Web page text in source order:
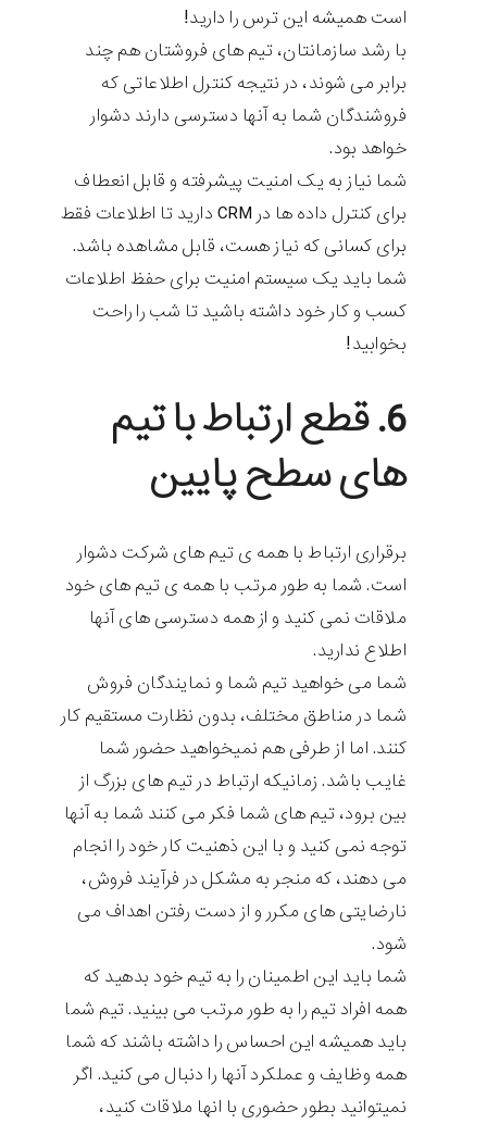
است همیشه این ترس را دارید!
با رشد سازمانتان، تیم های فروشتان هم چند
برابر می شوند، در نتیجه کنترل اطلاعاتی که
فروشندگان شما به آنها دسترسی دارند دشوار
خواهد بود.
شما نیاز به یک امنیت پیشرفته و قابل انعطاف
برای کنترل داده ها در CRM دارید تا اطلاعات فقط
برای کسانی که نیاز هست، قابل مشاهده باشد.
شما باید یک سیستم امنیت برای حفظ اطلاعات
کسب و کار خود داشته باشید تا شب را راحت
بخوابید!
6. قطع ارتباط با تیم
های سطح پایین
برقراری ارتباط با همه ی تیم های شرکت دشوار
است. شما به طور مرتب با همه ی تیم های خود
ملاقات نمی کنید و از همه دسترسی های آنها
اطلاع ندارید.
شما می خواهید تیم شما و نمایندگان فروش
شما در مناطق مختلف، بدون نظارت مستقیم کار
کنند. اما از طرفی هم نمیخواهید حضور شما
غایب باشد. زمانیکه ارتباط در تیم های بزرگ از
بین برود، تیم های شما فکر می کنند شما به آنها
توجه نمی کنید و با این ذهنیت کار خود را انجام
می دهند، که منجر به مشکل در فرآیند فروش،
نارضایتی های مکرر و از دست رفتن اهداف می
شود.
شما باید این اطمینان را به تیم خود بدهید که
همه افراد تیم را به طور مرتب می بینید. تیم شما
باید همیشه این احساس را داشته باشند که شما
همه وظایف و عملکرد آنها را دنبال می کنید. اگر
نمیتوانید بطور حضوری با انها ملاقات کنید،